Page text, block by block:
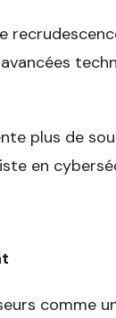
plus de
en
comme